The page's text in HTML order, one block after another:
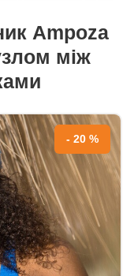
Ampoza
між
- 20 %